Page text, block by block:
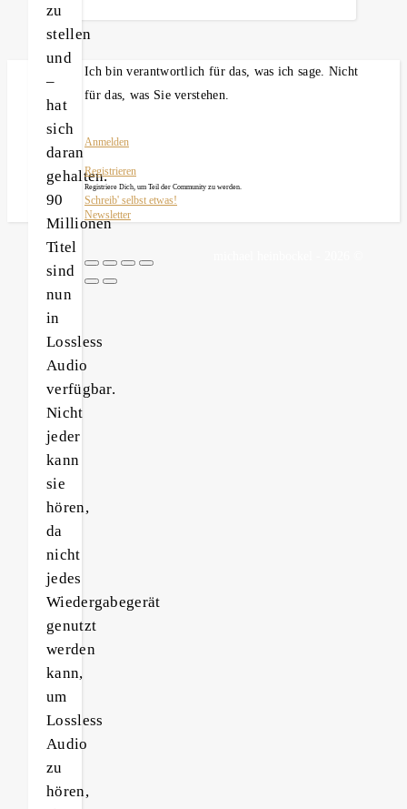
zu
stellen
und
–
hat
sich
daran
gehalten.
90
Millionen
Titel
sind
nun
in
Lossless
Audio
verfügbar.
Nicht
jeder
kann
sie
hören,
da
nicht
jedes
Wiedergabegerät
genutzt
werden
kann,
um
Lossless
Audio
zu
hören,
Ich bin verantwortlich für das, was ich sage. Nicht
für das, was Sie verstehen.
Anmelden
Registrieren
Registriere Dich, um Teil der Community zu werden.
Schreib' selbst etwas!
Newsletter